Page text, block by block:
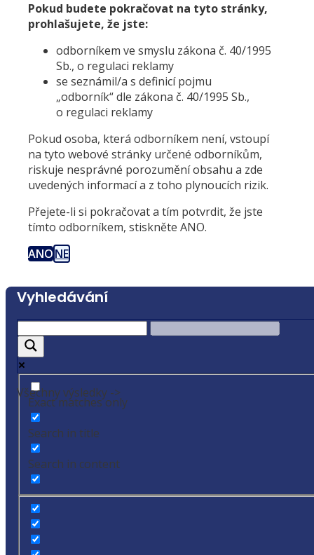
Pokud budete pokračovat na tyto stránky,
prohlašujete, že jste:
odborníkem ve smyslu zákona č. 40/1995
Sb., o regulaci reklamy
se seznámil/a s definicí pojmu
„odborník“ dle zákona č. 40/1995 Sb.,
o regulaci reklamy
Pokud osoba, která odborníkem není, vstoupí
na tyto webové stránky určené odborníkům,
riskuje nesprávné porozumění obsahu a zde
uvedených informací a z toho plynoucích rizik.
Přejete-li si pokračovat a tím potvrdit, že jste
tímto odborníkem, stiskněte ANO.
ANONE
Vyhledávání
Všechny výsledky ->
Exact matches only
Search in title
Search in content